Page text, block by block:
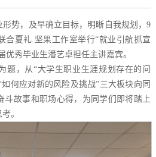
势，及早确立目标，明晰自我规划，9
合夏礼.坚果工作室举行“就业引航抓宣
优秀毕业生潘艺卓担任主讲嘉宾。
题，从“大学生职业生涯规划存在的问
何应对新的风险及挑战”三大板块向同
斗故事和职场心得，为同学们即将踏上
。